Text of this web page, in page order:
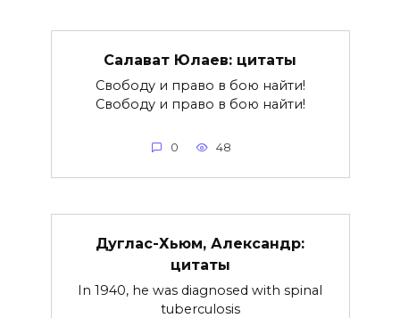
Салават Юлаев: цитаты
Свободу и право в бою найти!
Свободу и право в бою найти!
0 48
Дуглас-Хьюм, Александр:
цитаты
In 1940, he was diagnosed with spinal
tuberculosis